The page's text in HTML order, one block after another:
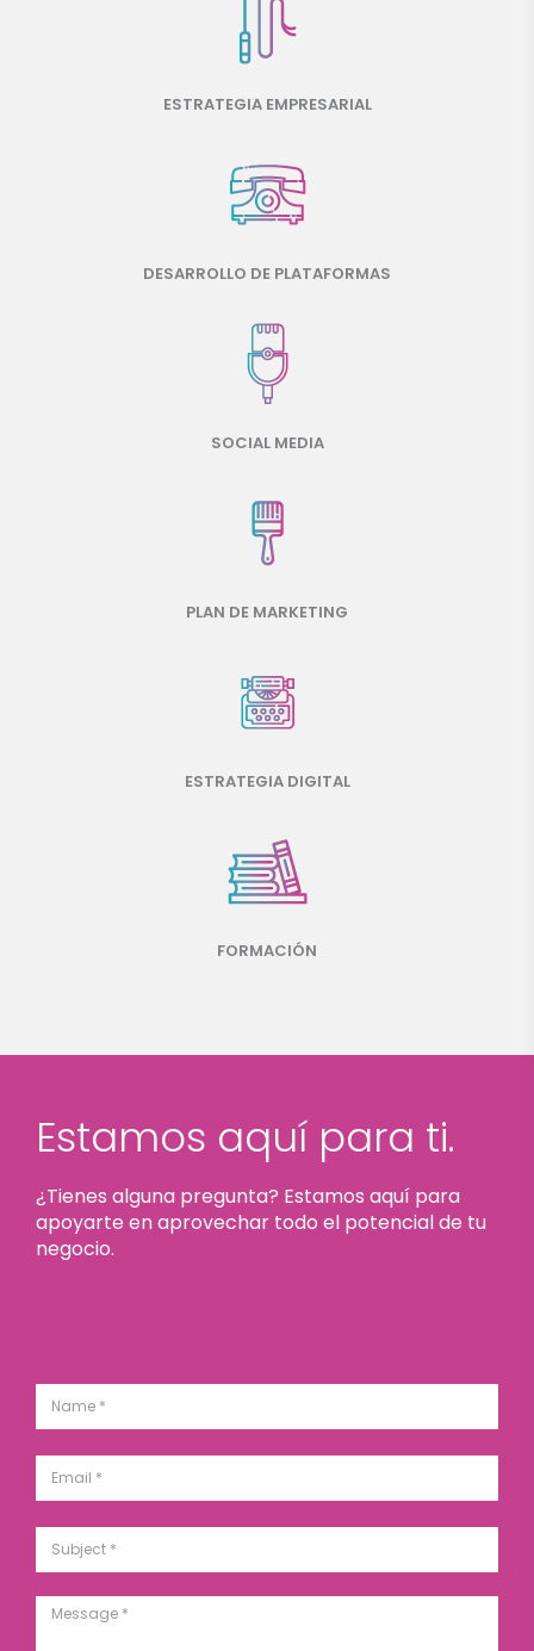
ESTRATEGIA EMPRESARIAL
DESARROLLO DE PLATAFORMAS
SOCIAL MEDIA
PLAN DE MARKETING
ESTRATEGIA DIGITAL
FORMACIÓN
Estamos aquí para ti.
¿Tienes alguna pregunta? Estamos aquí para
apoyarte en aprovechar todo el potencial de tu
negocio.